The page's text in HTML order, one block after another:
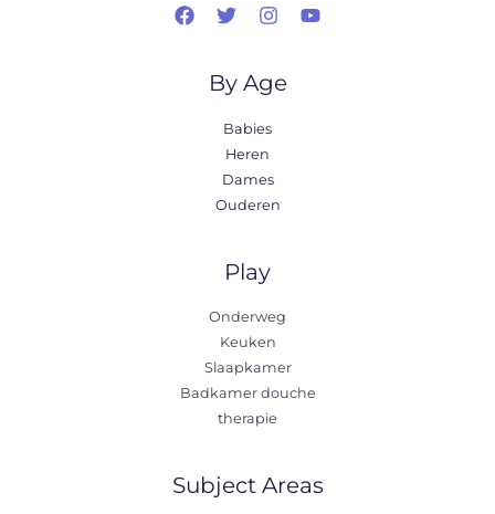
By Age
Babies
Heren
Dames
Ouderen
Play
Onderweg
Keuken
Slaapkamer
Badkamer douche
therapie
Subject Areas